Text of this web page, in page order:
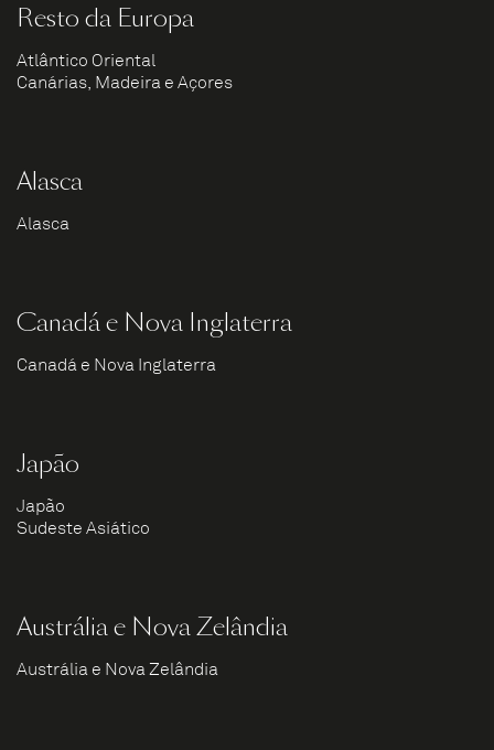
Resto da Europa
Atlântico Oriental
Canárias, Madeira e Açores
Alasca
Alasca
Canadá e Nova Inglaterra
Canadá e Nova Inglaterra
Japão
Japão
Sudeste Asiático
Austrália e Nova Zelândia
Austrália e Nova Zelândia